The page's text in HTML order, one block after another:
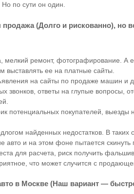
по сути он один.
(Долго и рискованно), но
мелкий ремонт, фотографирование. А
ее на платные сайты.
на сайты по продаже машин и
звонков, ответы на глупые вопросы,
потенциальных покупателей,
найденных недостатков. В таких
авто и на этом фоне пытается скинуть
для расчета, риск получить
что может случится с
в Москве (Наш вариант —